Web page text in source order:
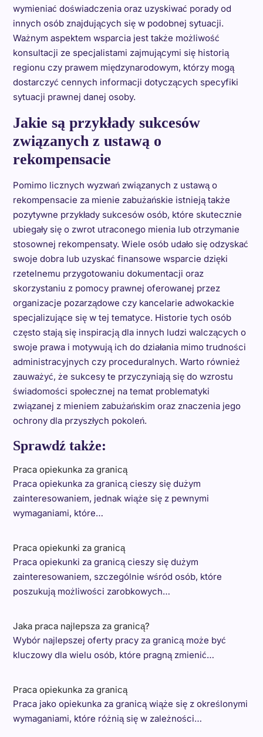
wymieniać doświadczenia oraz uzyskiwać porady od
innych osób znajdujących się w podobnej sytuacji.
Ważnym aspektem wsparcia jest także możliwość
konsultacji ze specjalistami zajmującymi się historią
regionu czy prawem międzynarodowym, którzy mogą
dostarczyć cennych informacji dotyczących specyfiki
sytuacji prawnej danej osoby.
Jakie są przykłady sukcesów
związanych z ustawą o
rekompensacie
Pomimo licznych wyzwań związanych z ustawą o
rekompensacie za mienie zabużańskie istnieją także
pozytywne przykłady sukcesów osób, które skutecznie
ubiegały się o zwrot utraconego mienia lub otrzymanie
stosownej rekompensaty. Wiele osób udało się odzyskać
swoje dobra lub uzyskać finansowe wsparcie dzięki
rzetelnemu przygotowaniu dokumentacji oraz
skorzystaniu z pomocy prawnej oferowanej przez
organizacje pozarządowe czy kancelarie adwokackie
specjalizujące się w tej tematyce. Historie tych osób
często stają się inspiracją dla innych ludzi walczących o
swoje prawa i motywują ich do działania mimo trudności
administracyjnych czy proceduralnych. Warto również
zauważyć, że sukcesy te przyczyniają się do wzrostu
świadomości społecznej na temat problematyki
związanej z mieniem zabużańskim oraz znaczenia jego
ochrony dla przyszłych pokoleń.
Sprawdź także:
Praca opiekunka za granicą
Praca opiekunka za granicą cieszy się dużym
zainteresowaniem, jednak wiąże się z pewnymi
wymaganiami, które…
Praca opiekunki za granicą
Praca opiekunki za granicą cieszy się dużym
zainteresowaniem, szczególnie wśród osób, które
poszukują możliwości zarobkowych…
Jaka praca najlepsza za granicą?
Wybór najlepszej oferty pracy za granicą może być
kluczowy dla wielu osób, które pragną zmienić…
Praca opiekunka za granicą
Praca jako opiekunka za granicą wiąże się z określonymi
wymaganiami, które różnią się w zależności…